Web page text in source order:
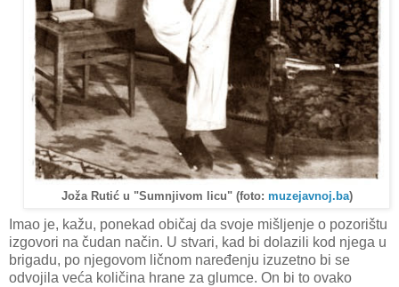
Joža Rutić u "Sumnjivom licu" (foto: muzejavnoj.ba)
Imao je, kažu, ponekad običaj da svoje mišljenje o pozorištu
izgovori na čudan način. U stvari, kad bi dolazili kod njega u
brigadu, po njegovom ličnom naređenju izuzetno bi se
odvojila veća količina hrane za glumce. On bi to ovako